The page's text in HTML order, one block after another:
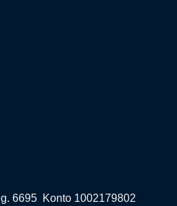
6695 Konto 1002179802